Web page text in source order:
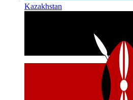
Kazakhstan